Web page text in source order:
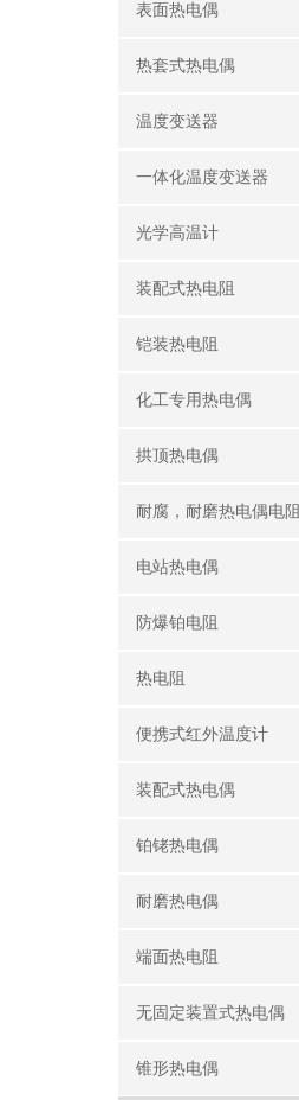
表面热电偶
热套式热电偶
温度变送器
一体化温度变送器
光学高温计
装配式热电阻
铠装热电阻
化工专用热电偶
拱顶热电偶
耐腐，耐磨热电偶电阻
电站热电偶
防爆铂电阻
热电阻
便携式红外温度计
装配式热电偶
铂铑热电偶
耐磨热电偶
端面热电阻
无固定装置式热电偶
锥形热电偶